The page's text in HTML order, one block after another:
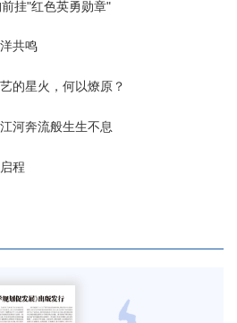
挂"红色英勇勋章"
共鸣
的星火，何以燎原？
河奔流般生生不息
程